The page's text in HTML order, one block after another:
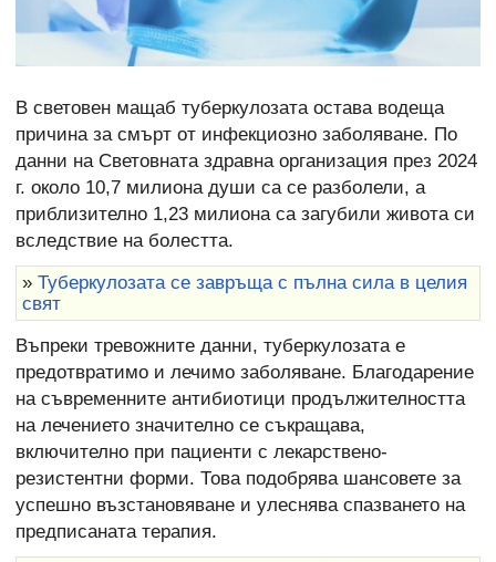
В световен мащаб туберкулозата остава водеща
причина за смърт от инфекциозно заболяване. По
данни на Световната здравна организация през 2024
г. около 10,7 милиона души са се разболели, а
приблизително 1,23 милиона са загубили живота си
вследствие на болестта.
» Туберкулозата се завръща с пълна сила в целия
свят
Въпреки тревожните данни, туберкулозата е
предотвратимо и лечимо заболяване. Благодарение
на съвременните антибиотици продължителността
на лечението значително се съкращава,
включително при пациенти с лекарствено-
резистентни форми. Това подобрява шансовете за
успешно възстановяване и улеснява спазването на
предписаната терапия.